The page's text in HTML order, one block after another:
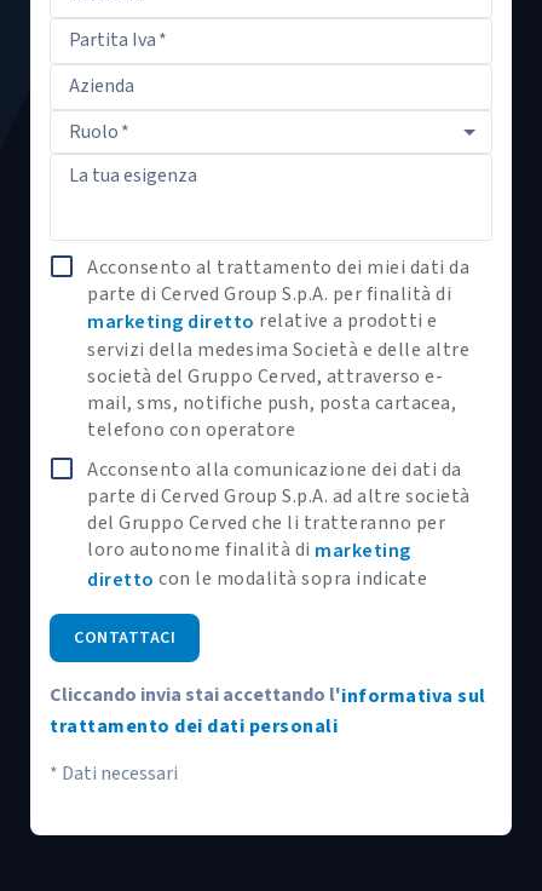
Partita Iva*
Azienda
Ruolo*
La tua esigenza
Acconsento al trattamento dei miei dati da
parte di Cerved Group S.p.A. per finalità di
marketing diretto relative a prodotti e
servizi della medesima Società e delle altre
società del Gruppo Cerved, attraverso e-
mail, sms, notifiche push, posta cartacea,
telefono con operatore
Acconsento alla comunicazione dei dati da
parte di Cerved Group S.p.A. ad altre società
del Gruppo Cerved che li tratteranno per
loro autonome finalità di marketing
diretto con le modalità sopra indicate
CONTATTACI
Cliccando invia stai accettando l'informativa sul
trattamento dei dati personali
* Dati necessari